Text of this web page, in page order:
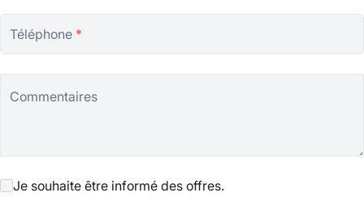
Téléphone *
Commentaires
Je souhaite être informé des offres.